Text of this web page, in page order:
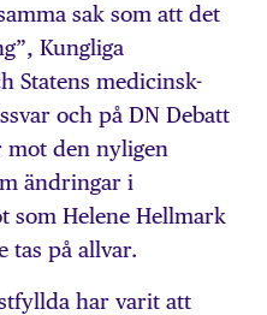
sak som att det
Kungliga
Statens medicinsk-
och på DN Debatt
mot den nyligen
ändringar i
som Helene Hellmark
tas på allvar.
har varit att